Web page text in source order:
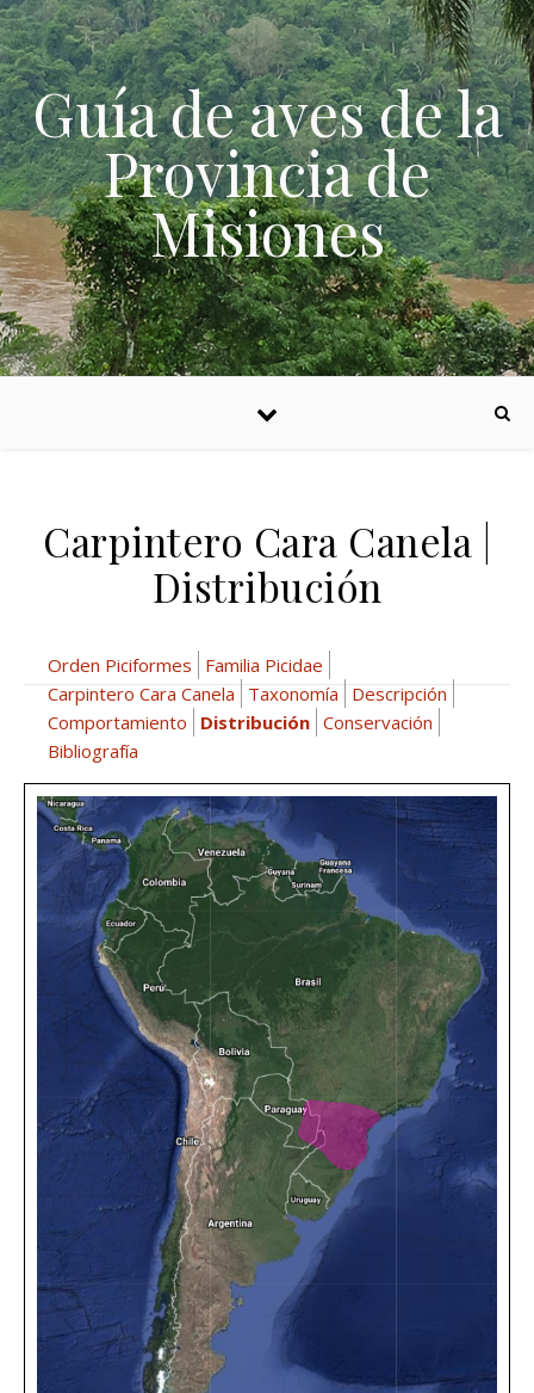
Skip to content
Guía de aves de la
Provincia de
Misiones
Carpintero Cara Canela |
Distribución
Orden Piciformes
Familia Picidae
Carpintero Cara Canela
Taxonomía
Descripción
Comportamiento
Distribución Conservación
Bibliografía